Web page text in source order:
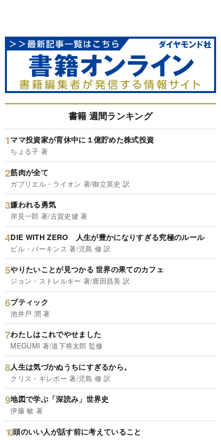
書籍 週間ランキング
ママ投資家が育休中に１億貯めた株式投資
ちょる子 著
筋肉が全て
ガブリエル・ライオン 著/御立英史 訳
嫌われる勇気
岸見一郎 著/古賀史健 著
DIE WITH ZERO 人生が豊かになりすぎる究極のルール
ビル・パーキンス 著/児島 修 訳
やりたいことが見つかる 世界の果てのカフェ
ジョン・ストレルキー 著/鹿田昌美 訳
ブティック
池井戸 潤 著
わたしはこれでやせました
MEGUMI 著/道下将太郎 監修
人生は気づかぬうちにすぎるから。
クリス・ギレボー 著/児島 修 訳
地図で学ぶ「深読み」世界史
伊藤 敏 著
頭のいい人が話す前に考えていること